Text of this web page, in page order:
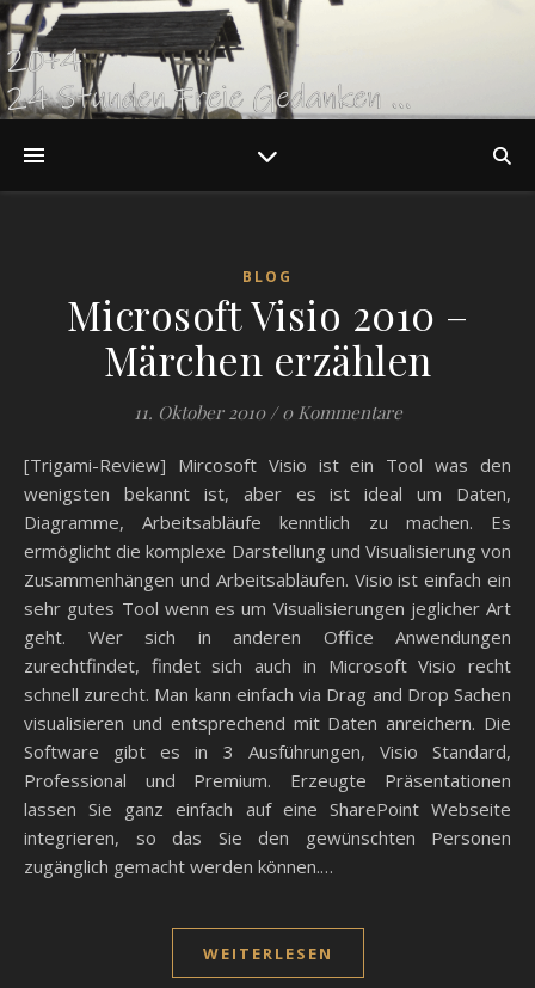
BLOG
Microsoft Visio 2010 –
Märchen erzählen
11. Oktober 2010 / 0 Kommentare
[Trigami-Review] Mircosoft Visio ist ein Tool was den
wenigsten bekannt ist, aber es ist ideal um Daten,
Diagramme, Arbeitsabläufe kenntlich zu machen. Es
ermöglicht die komplexe Darstellung und Visualisierung von
Zusammenhängen und Arbeitsabläufen. Visio ist einfach ein
sehr gutes Tool wenn es um Visualisierungen jeglicher Art
geht. Wer sich in anderen Office Anwendungen
zurechtfindet, findet sich auch in Microsoft Visio recht
schnell zurecht. Man kann einfach via Drag and Drop Sachen
visualisieren und entsprechend mit Daten anreichern. Die
Software gibt es in 3 Ausführungen, Visio Standard,
Professional und Premium. Erzeugte Präsentationen
lassen Sie ganz einfach auf eine SharePoint Webseite
integrieren, so das Sie den gewünschten Personen
zugänglich gemacht werden können.…
WEITERLESEN